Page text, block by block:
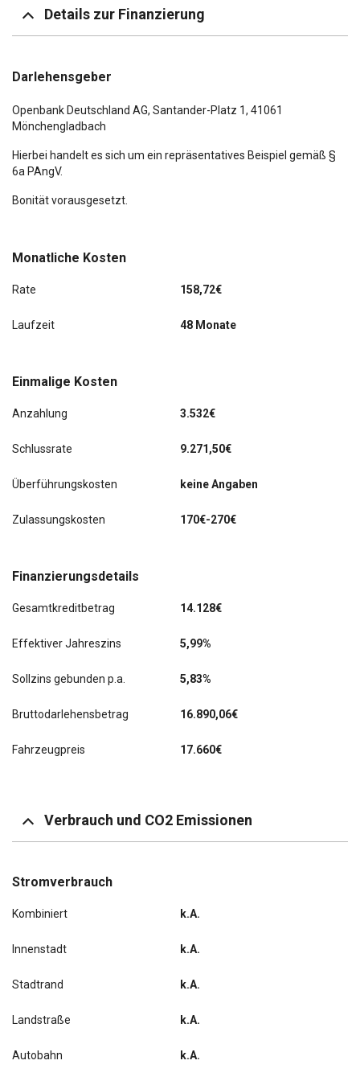
Details zur Finanzierung
Monatliche Kosten
Rate 158,72€
Laufzeit 48 Monate
Einmalige Kosten
Anzahlung 3.532€
Schlussrate 9.271,50€
Überführungskosten keine Angaben
Zulassungskosten 170€-270€
Finanzierungsdetails
Gesamtkreditbetrag 14.128€
Effektiver Jahreszins 5,99%
Sollzins gebunden p.a. 5,83%
Bruttodarlehensbetrag 16.890,06€
Fahrzeugpreis 17.660€
Darlehensgeber
Openbank Deutschland AG, Santander-Platz 1, 41061
Mönchengladbach
Hierbei handelt es sich um ein repräsentatives Beispiel gemäß §
6a PAngV.
Bonität vorausgesetzt.
Verbrauch und CO2 Emissionen
Stromverbrauch
Kombiniert k.A.
Innenstadt k.A.
Stadtrand k.A.
Landstraße k.A.
Autobahn k.A.